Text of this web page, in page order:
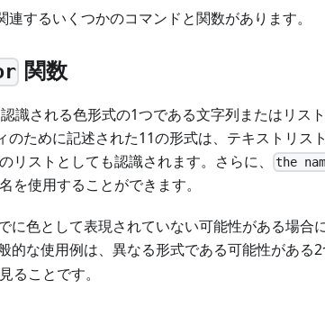
するいくつかのコマンドと関数があります。
関数
識される色形式の1つである文字列またはリス
のために記述された11の形式は、テキストリス
リストとしても認識されます。さらに、
the
を使用することができます。
に色として表現されていない可能性がある場合
的な使用例は、異なる形式である可能性がある
ることです。